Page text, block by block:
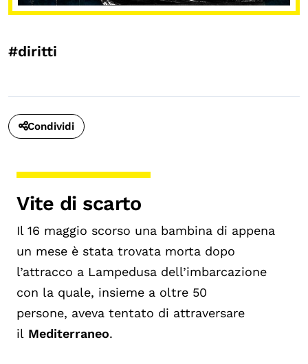
#diritti
Condividi
Vite di scarto
Il 16 maggio scorso una bambina di appena
un mese è stata trovata morta dopo
l’attracco a Lampedusa dell’imbarcazione
con la quale, insieme a oltre 50
persone, aveva tentato di attraversare
il Mediterraneo.